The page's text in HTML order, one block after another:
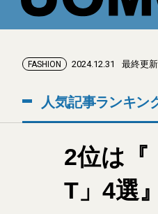
FASHION 2024.12.31 最終更
人気記事ランキン
2位は『
T」4選